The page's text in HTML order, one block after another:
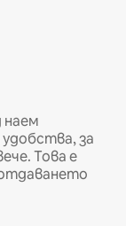
наем
за
Това е